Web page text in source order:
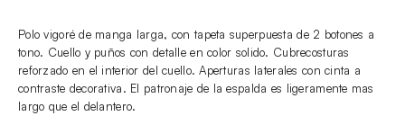
Polo vigoré de manga larga, con tapeta superpuesta de 2 botones a
tono. Cuello y puños con detalle en color solido. Cubrecosturas
reforzado en el interior del cuello. Aperturas laterales con cinta a
contraste decorativa. El patronaje de la espalda es ligeramente mas
largo que el delantero.